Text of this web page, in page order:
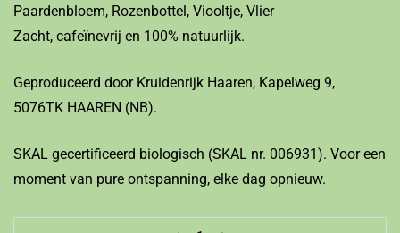
Paardenbloem, Rozenbottel, Viooltje, Vlier
Zacht, cafeïnevrij en 100% natuurlijk.
Geproduceerd door Kruidenrijk Haaren, Kapelweg 9,
5076TK HAAREN (NB).
SKAL gecertificeerd biologisch (SKAL nr. 006931). Voor een
moment van pure ontspanning, elke dag opnieuw.